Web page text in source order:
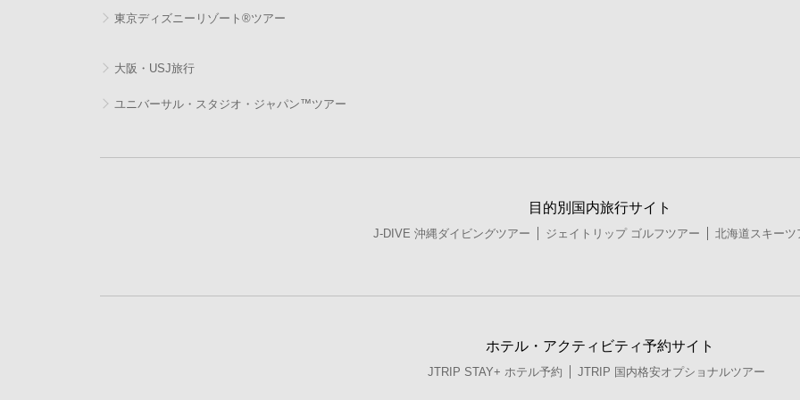
東京ディズニーリゾート®ツアー
大阪・USJ旅行
ユニバーサル・スタジオ・ジャパン™ツアー
目的別国内旅行サイト
J-DIVE 沖縄ダイビングツアー ジェイトリップ ゴルフツアー 北海道スキーツ
ホテル・アクティビティ予約サイト
JTRIP STAY+ ホテル予約 JTRIP 国内格安オプショナルツアー